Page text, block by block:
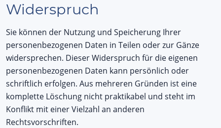
Widerspruch
Sie können der Nutzung und Speicherung Ihrer
personenbezogenen Daten in Teilen oder zur Gänze
widersprechen. Dieser Widerspruch für die eigenen
personenbezogenen Daten kann persönlich oder
schriftlich erfolgen. Aus mehreren Gründen ist eine
komplette Löschung nicht praktikabel und steht im
Konflikt mit einer Vielzahl an anderen
Rechtsvorschriften.